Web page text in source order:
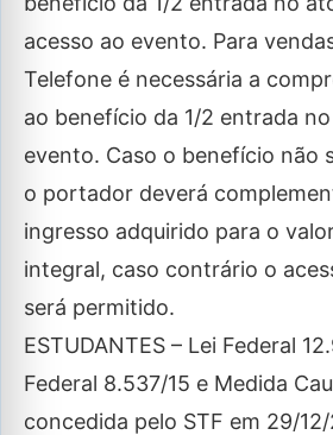
acesso ao evento. Para
Telefone é necessária a
ao benefício da 1/2 entrada
evento. Caso o benefício não
o portador deverá
ingresso adquirido para o
integral, caso contrário o
será permitido.
ESTUDANTES – Lei Federal
Federal 8.537/15 e Medida
concedida pelo STF em 29/